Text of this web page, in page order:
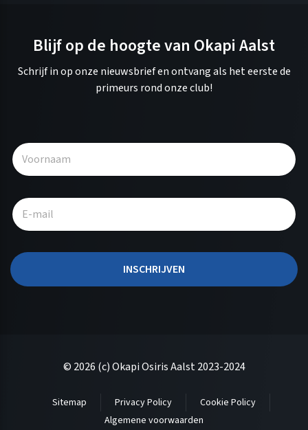
Blijf op de hoogte van Okapi Aalst
Schrijf in op onze nieuwsbrief en ontvang als het eerste de
primeurs rond onze club!
INSCHRIJVEN
l
r
t
© 2026 (c) Okapi Osiris Aalst 2023-2024
Sitemap Privacy Policy
Cookie Policy
Algemene voorwaarden